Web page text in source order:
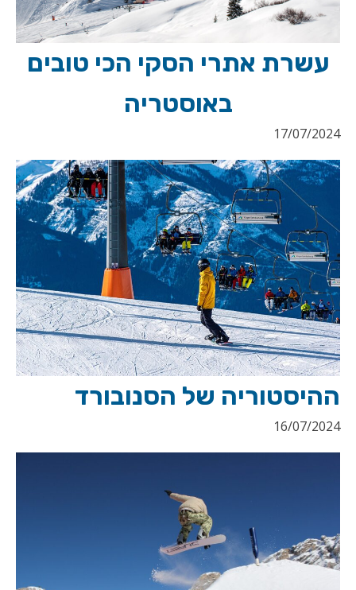
עשרת אתרי הסקי הכי טובים
באוסטריה
17/07/2024
ההיסטוריה של הסנובורד
16/07/2024